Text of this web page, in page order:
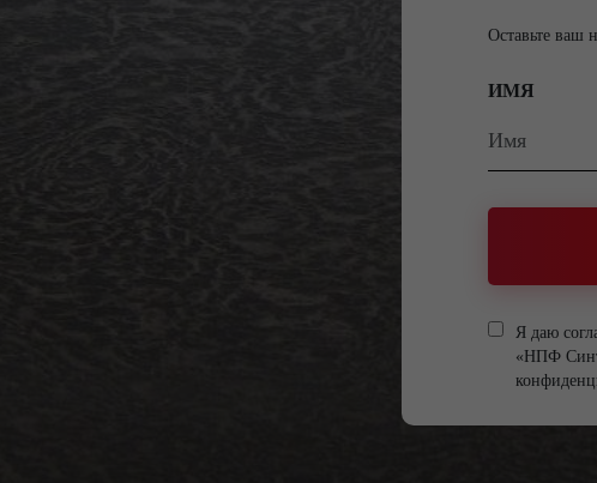
Оставьте ваш
ИМЯ
Я даю
«НПФ